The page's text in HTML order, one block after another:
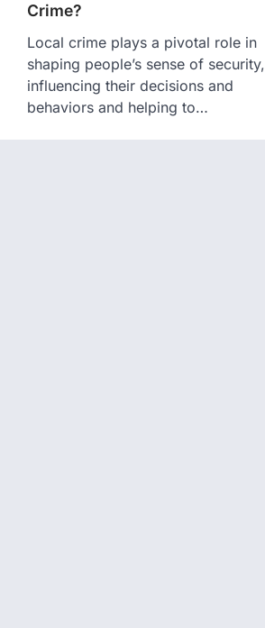
Crime?
Local crime plays a pivotal role in
shaping people’s sense of security,
influencing their decisions and
behaviors and helping to…